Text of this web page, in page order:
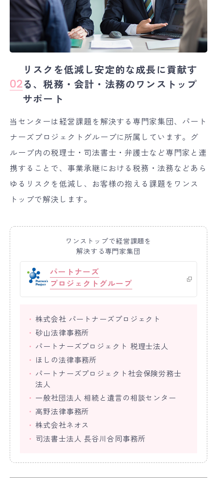
02
リスクを低減し安定的な成長に貢献す
る、税務・会計・法務のワンストップ
サポート
当センターは経営課題を解決する専門家集団、パート
ナーズプロジェクトグループに所属しています。グ
ループ内の税理士・司法書士・弁護士など専門家と連
携することで、事業承継における税務・法務などあら
ゆるリスクを低減し、お客様の抱える課題をワンス
トップで解決します。
ワンストップで経営課題を
解決する専門家集団
パートナーズ
プロジェクトグループ
株式会社 パートナーズプロジェクト
砂山法律事務所
パートナーズプロジェクト 税理士法人
ほしの法律事務所
パートナーズプロジェクト社会保険労務士
法人
一般社団法人 相続と遺言の相談センター
高野法律事務所
株式会社ネオス
司法書士法人 長谷川合同事務所